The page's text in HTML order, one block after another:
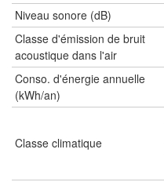
Niveau sonore (dB)
Classe d'émission de bruit
acoustique dans l'air
Conso. d'énergie annuelle
(kWh/an)
Classe climatique